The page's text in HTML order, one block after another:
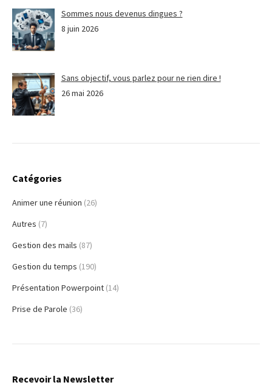
Sommes nous devenus dingues ?
8 juin 2026
Sans objectif, vous parlez pour ne rien dire !
26 mai 2026
Catégories
Animer une réunion (26)
Autres (7)
Gestion des mails (87)
Gestion du temps (190)
Présentation Powerpoint (14)
Prise de Parole (36)
Recevoir la Newsletter